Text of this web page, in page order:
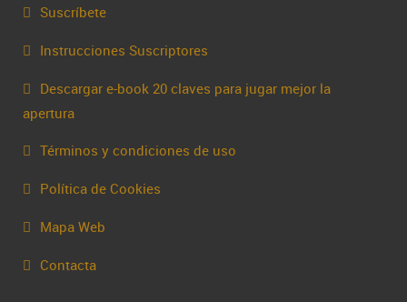
Suscríbete
Instrucciones Suscriptores
Descargar e-book 20 claves para jugar mejor la
apertura
Términos y condiciones de uso
Política de Cookies
Mapa Web
Contacta